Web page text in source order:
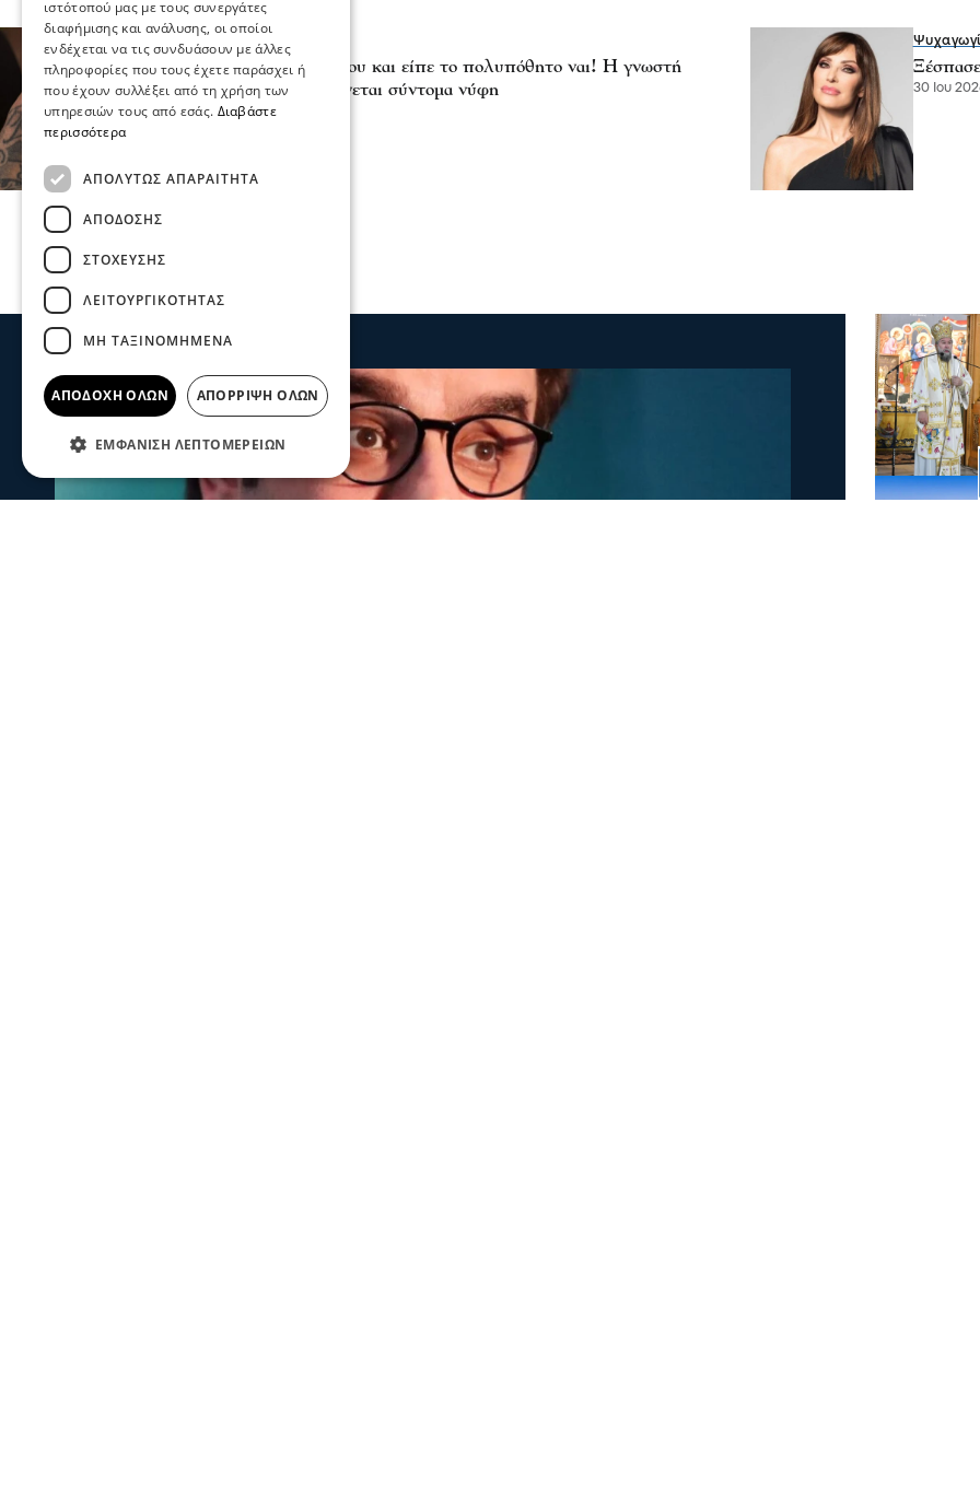
Ψυχαγωγία
Της έκανε πρόταση γάμου και είπε το πολυπόθητο ναι! Η γνωστή
Ελληνίδα youtuber ντύνεται σύντομα νύφη
02 Αυγ 2026, 15:20
30 Ιου
ιστότοπού μας με τους συνεργάτες
διαφήμισης και ανάλυσης, οι οποίοι
ενδέχεται να τις συνδυάσουν με άλλες
πληροφορίες που τους έχετε παράσχει ή
που έχουν συλλέξει από τη χρήση των
υπηρεσιών τους από εσάς. Διαβάστε
περισσότερα
ΑΠΟΛΎΤΩΣ ΑΠΑΡΑΊΤΗΤΑ
ΑΠΌΔΟΣΗΣ
ΣΤΌΧΕΥΣΗΣ
ΛΕΙΤΟΥΡΓΙΚΌΤΗΤΑΣ
ΜΗ ΤΑΞΙΝΟΜΗΜΈΝΑ
ΑΠΟΔΟΧΉ ΌΛΩΝ ΑΠΌΡΡΙΨΗ ΌΛΩΝ
ΕΜΦΆΝΙΣΗ ΛΕΠΤΟΜΕΡΕΙΏΝ